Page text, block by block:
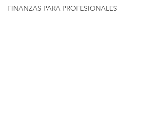
FINANZAS PARA PROFESIONALES